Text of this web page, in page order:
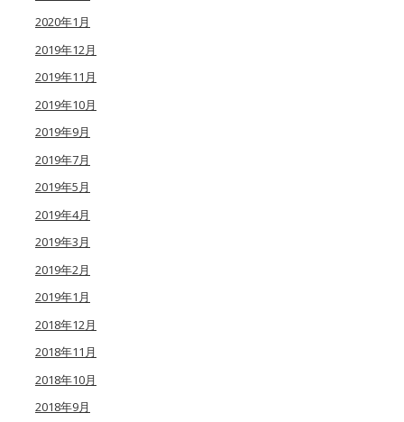
2020年1月
2019年12月
2019年11月
2019年10月
2019年9月
2019年7月
2019年5月
2019年4月
2019年3月
2019年2月
2019年1月
2018年12月
2018年11月
2018年10月
2018年9月